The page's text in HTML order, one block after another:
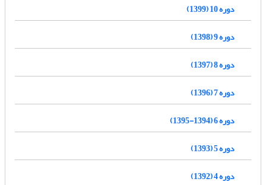
دوره 10 (1399)
دوره 9 (1398)
دوره 8 (1397)
دوره 7 (1396)
دوره 6 (1394-1395)
دوره 5 (1393)
دوره 4 (1392)